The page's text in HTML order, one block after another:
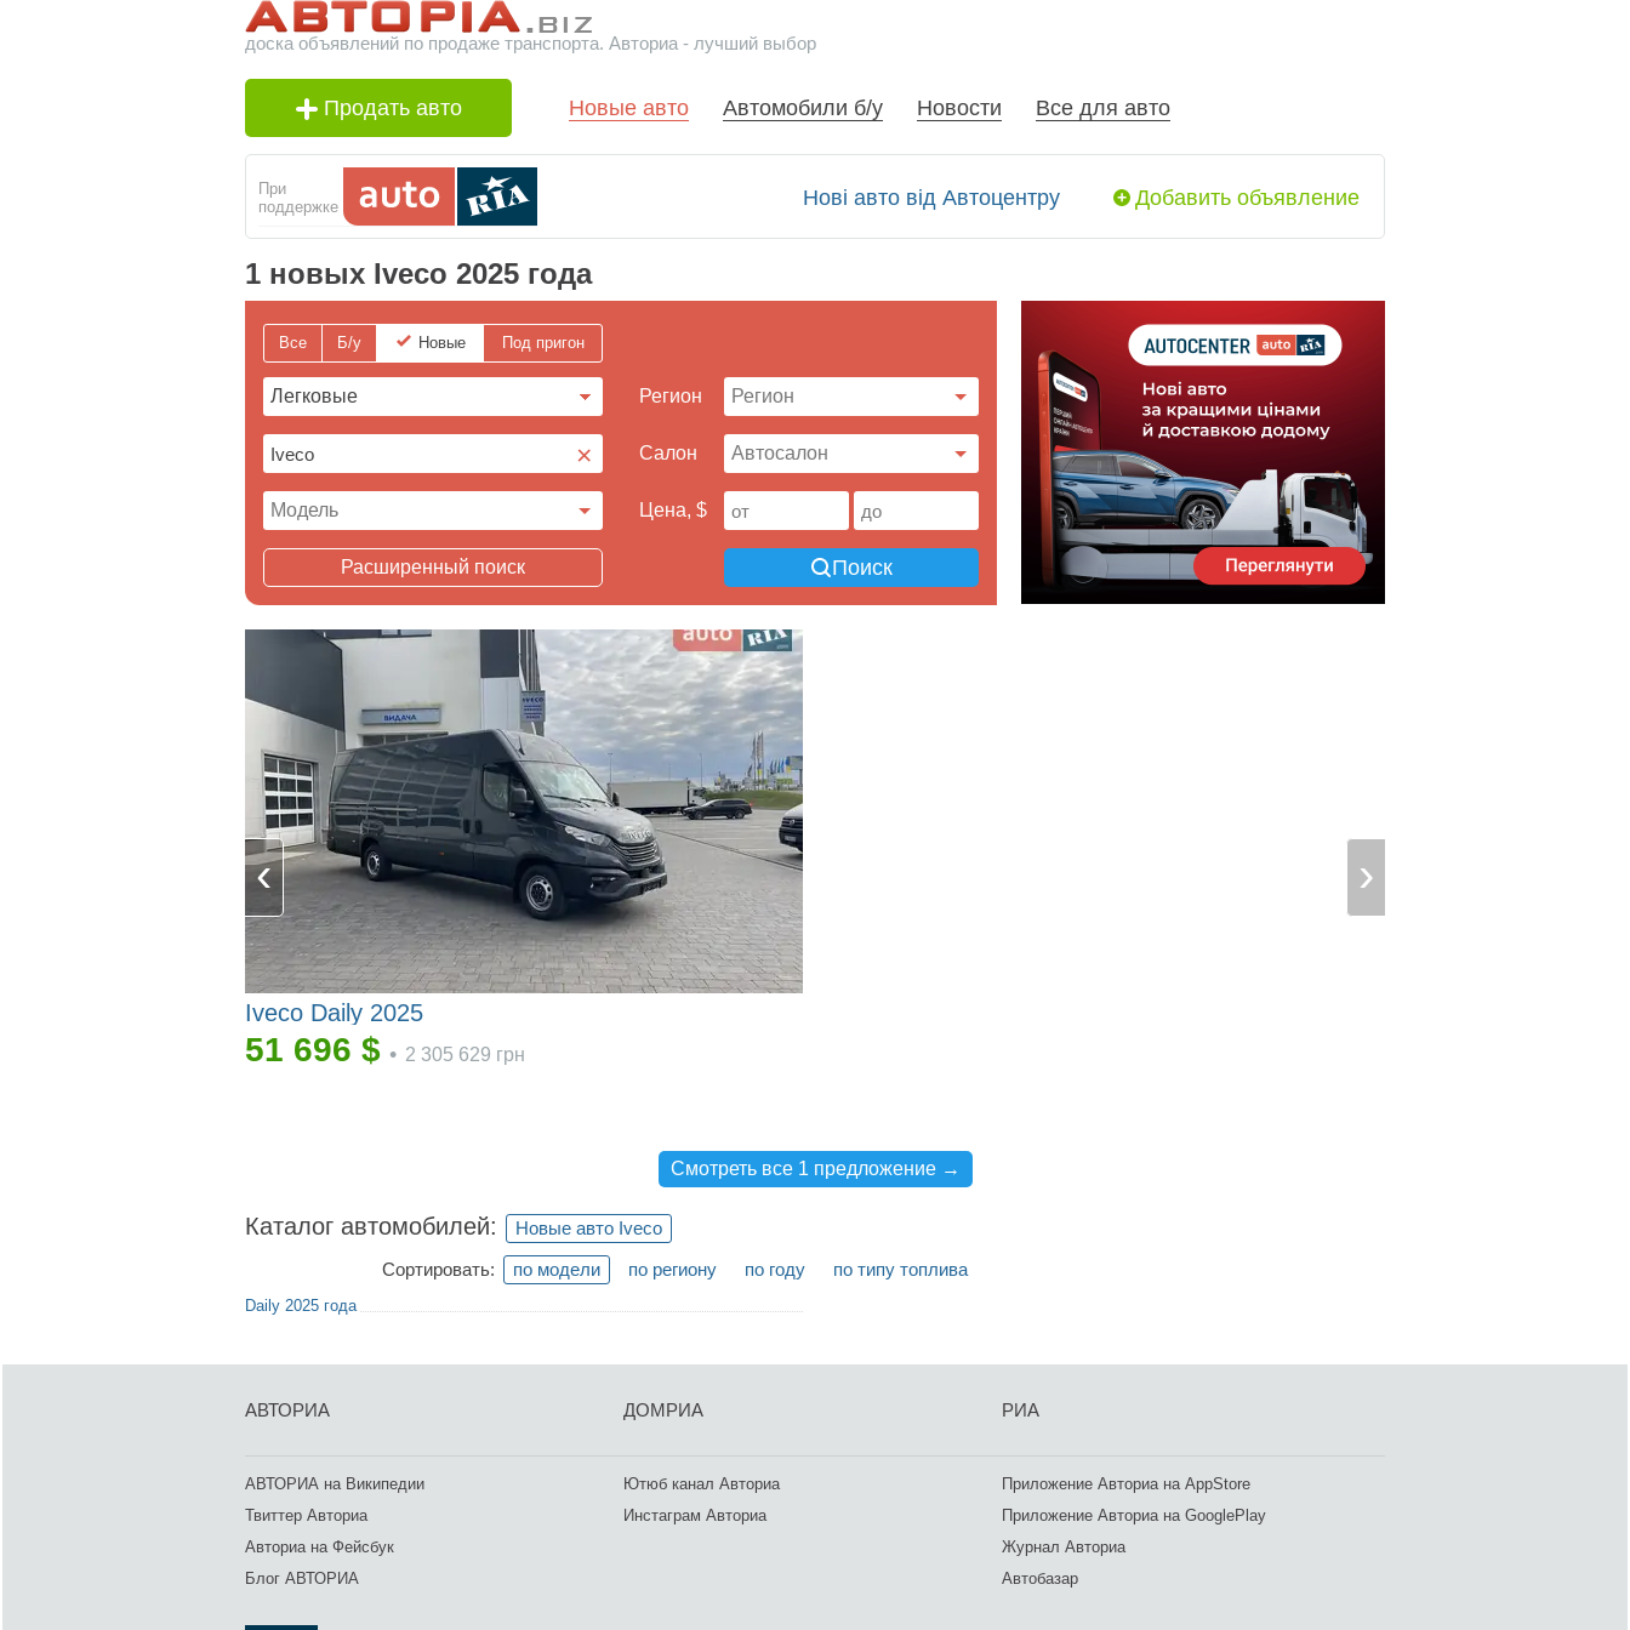
доска объявлений по продаже транспорта. Авториа - лучший выбор
Продать авто Новые авто Автомобили б/у Новости Все для авто
При
поддержке
Нові авто від Автоцентру Добавить объявление
1 новых Iveco 2025 года
Все Б/у Новые Под пригон
×
Регион
Cалон
Цена, $
Расширенный поиск Поиск
Iveco Daily 2025
51 696 $ • 2 305 629 грн
Смотреть все 1 предложение →
Каталог автомобилей:
Новые авто Iveco
Сортировать:
по модели по региону по году по типу топлива
Daily 2025 года
АВТОРИА ДОМРИА РИА
АВТОРИА на Википедии
Твиттер Авториа
Авториа на Фейсбук
Блог АВТОРИА
Ютюб канал Авториа
Инстаграм Авториа
Приложение Авториа на AppStore
Приложение Авториа на GooglePlay
Журнал Авториа
Автобазар